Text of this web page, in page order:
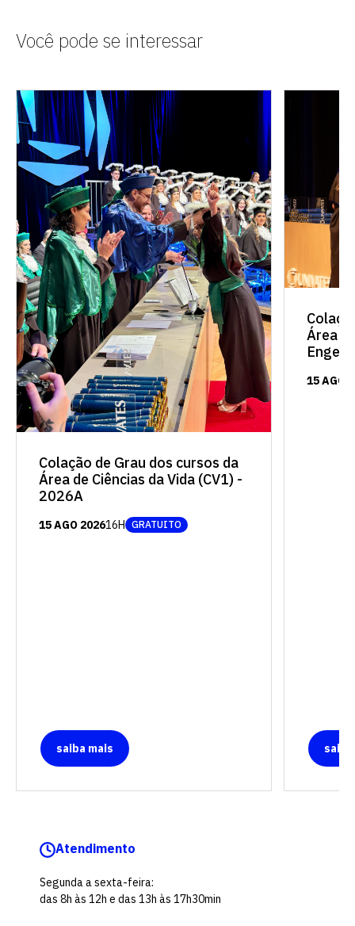
Você pode se interessar
Colação de Grau dos cursos da
Área de Ciências da Vida (CV1) -
2026A
15 AGO 202616H GRATUITO
saiba mais
Área
15 AGO
Atendimento
Segunda a sexta-feira:
das 8h às 12h e das 13h às 17h30min